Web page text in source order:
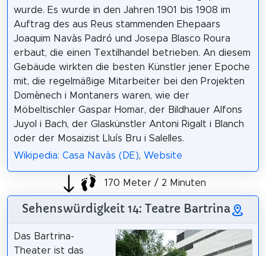
wurde. Es wurde in den Jahren 1901 bis 1908 im
Auftrag des aus Reus stammenden Ehepaars
Joaquim Navàs Padró und Josepa Blasco Roura
erbaut, die einen Textilhandel betrieben. An diesem
Gebäude wirkten die besten Künstler jener Epoche
mit, die regelmäßige Mitarbeiter bei den Projekten
Domènech i Montaners waren, wie der
Möbeltischler Gaspar Homar, der Bildhauer Alfons
Juyol i Bach, der Glaskünstler Antoni Rigalt i Blanch
oder der Mosaizist Lluís Bru i Salelles.
Wikipedia: Casa Navàs (DE), Website
170 Meter / 2 Minuten
Sehenswürdigkeit 14: Teatre Bartrina
Das Bartrina-
Theater ist das